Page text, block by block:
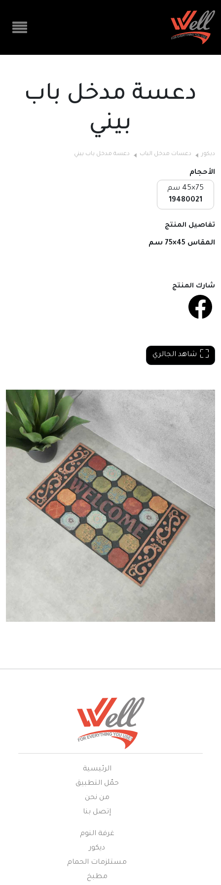
دعسة مدخل باب
بيني
ديكور دعسات مدخل الباب دعسة مدخل باب بيني
الأحجام
75×45 سم
19480021
تفاصيل المنتج
المقاس 45×75 سم
شارك المنتج
شاهد الجالري
الرئيسية
حمّل التطبيق
من نحن
إتصل بنا
غرفة النوم
ديكور
مستلزمات الحمام
مطبخ